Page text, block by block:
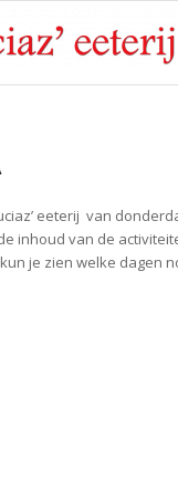
eeterij van
inhoud van de
je zien welke dagen